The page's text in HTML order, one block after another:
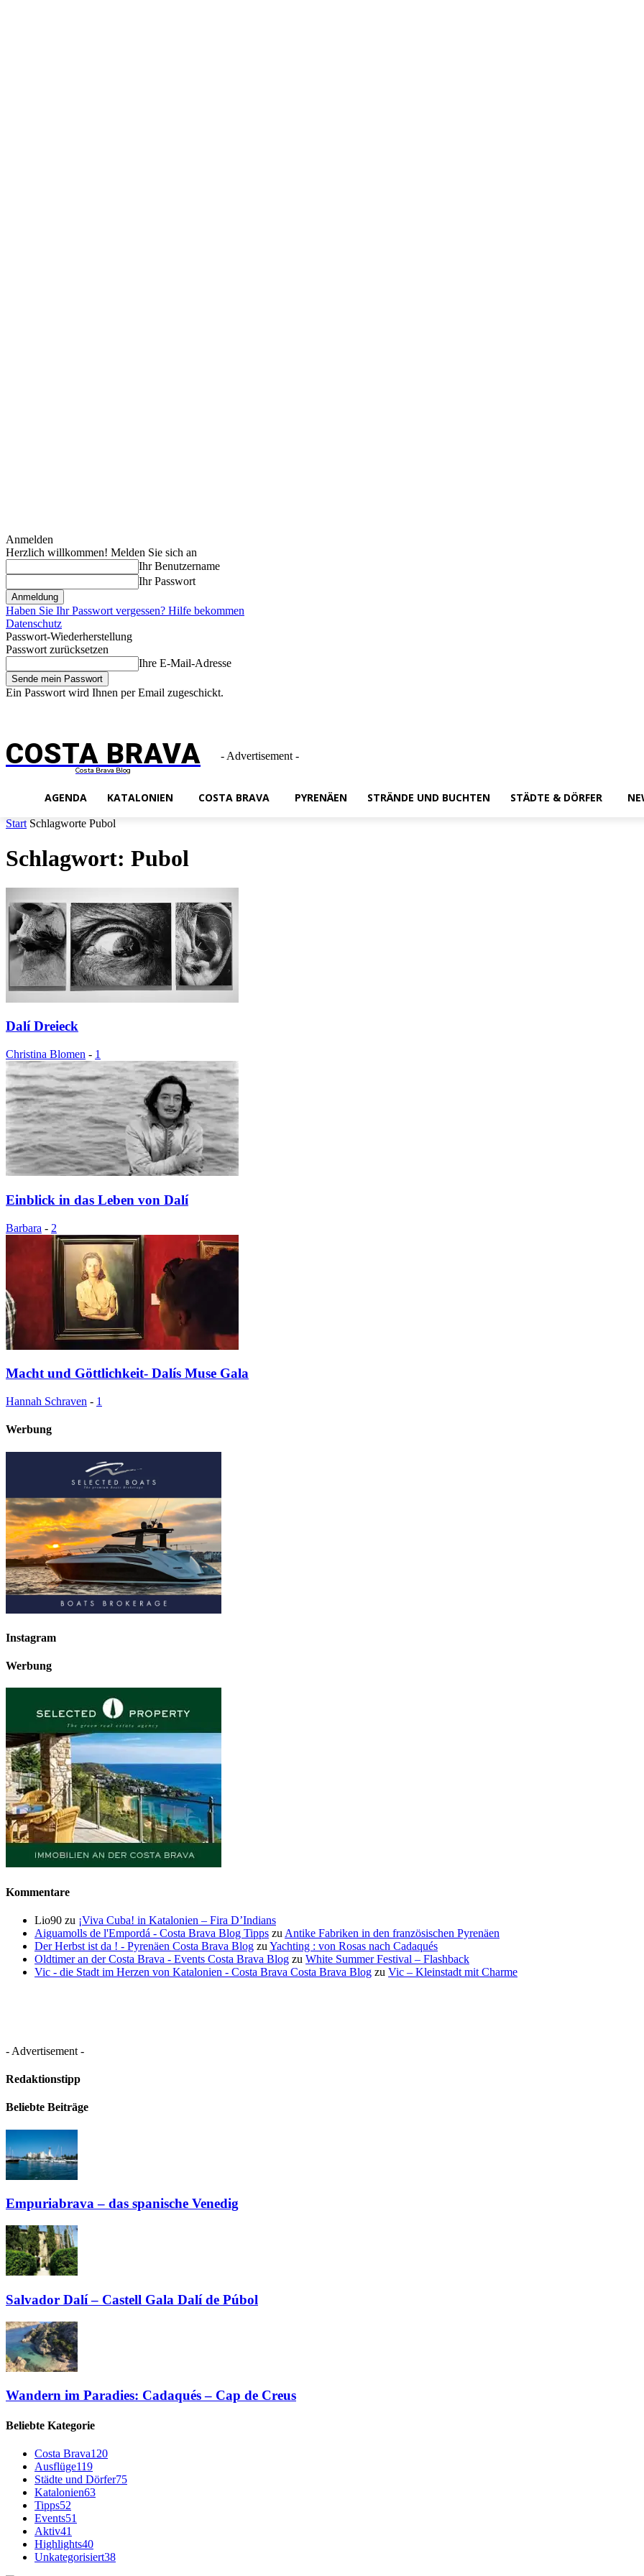
Anmelden
Herzlich willkommen! Melden Sie sich an
Ihr Benutzername
Ihr Passwort
Haben Sie Ihr Passwort vergessen? Hilfe bekommen
Datenschutz
Passwort-Wiederherstellung
Passwort zurücksetzen
Ihre E-Mail-Adresse
Ein Passwort wird Ihnen per Email zugeschickt.
COSTA BRAVA
Costa Brava Blog
- Advertisement -
AGENDA KATALONIEN COSTA BRAVA PYRENÄEN STRÄNDE UND BUCHTEN STÄDTE & DÖRFER
Start Schlagworte Pubol
Schlagwort: Pubol
Dalí Dreieck
Christina Blomen - 1
Einblick in das Leben von Dalí
Barbara - 2
Macht und Göttlichkeit- Dalís Muse Gala
Hannah Schraven - 1
Werbung
Instagram
Werbung
Kommentare
Lio90 zu ¡Viva Cuba! in Katalonien – Fira D’Indians
Aiguamolls de l'Empordá - Costa Brava Blog Tipps zu Antike Fabriken in den französischen Pyrenäen
Der Herbst ist da ! - Pyrenäen Costa Brava Blog zu Yachting : von Rosas nach Cadaqués
Oldtimer an der Costa Brava - Events Costa Brava Blog zu White Summer Festival – Flashback
Vic - die Stadt im Herzen von Katalonien - Costa Brava Costa Brava Blog zu Vic – Kleinstadt mit Charme
- Advertisement -
Redaktionstipp
Beliebte Beiträge
Empuriabrava – das spanische Venedig
Salvador Dalí – Castell Gala Dalí de Púbol
Wandern im Paradies: Cadaqués – Cap de Creus
Beliebte Kategorie
Costa Brava120
Ausflüge119
Städte und Dörfer75
Katalonien63
Tipps52
Events51
Aktiv41
Highlights40
Unkategorisiert38